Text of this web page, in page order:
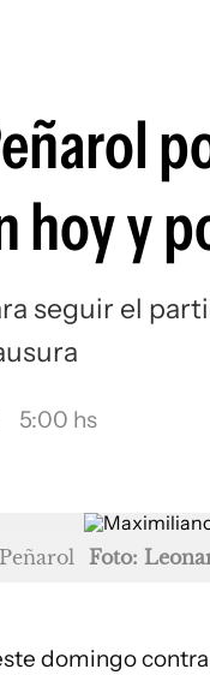
hoy y
seguir el
5:00 hs
Foto:
domingo